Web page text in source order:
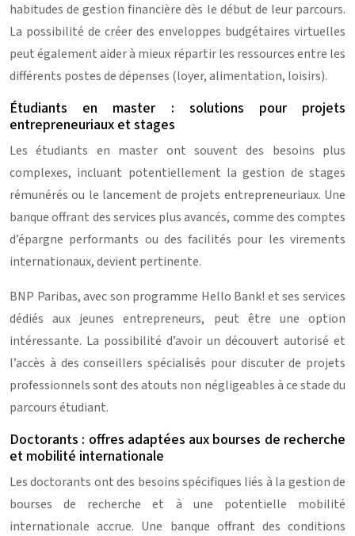
habitudes de gestion financière dès le début de leur parcours.
La possibilité de créer des enveloppes budgétaires virtuelles
peut également aider à mieux répartir les ressources entre les
différents postes de dépenses (loyer, alimentation, loisirs).
Étudiants en master : solutions pour projets
entrepreneuriaux et stages
Les étudiants en master ont souvent des besoins plus
complexes, incluant potentiellement la gestion de stages
rémunérés ou le lancement de projets entrepreneuriaux. Une
banque offrant des services plus avancés, comme des comptes
d’épargne performants ou des facilités pour les virements
internationaux, devient pertinente.
BNP Paribas, avec son programme Hello Bank! et ses services
dédiés aux jeunes entrepreneurs, peut être une option
intéressante. La possibilité d’avoir un découvert autorisé et
l’accès à des conseillers spécialisés pour discuter de projets
professionnels sont des atouts non négligeables à ce stade du
parcours étudiant.
Doctorants : offres adaptées aux bourses de recherche
et mobilité internationale
Les doctorants ont des besoins spécifiques liés à la gestion de
bourses de recherche et à une potentielle mobilité
internationale accrue. Une banque offrant des conditions